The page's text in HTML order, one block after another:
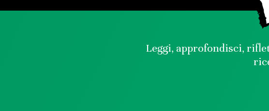
Leggi, approfondisci,